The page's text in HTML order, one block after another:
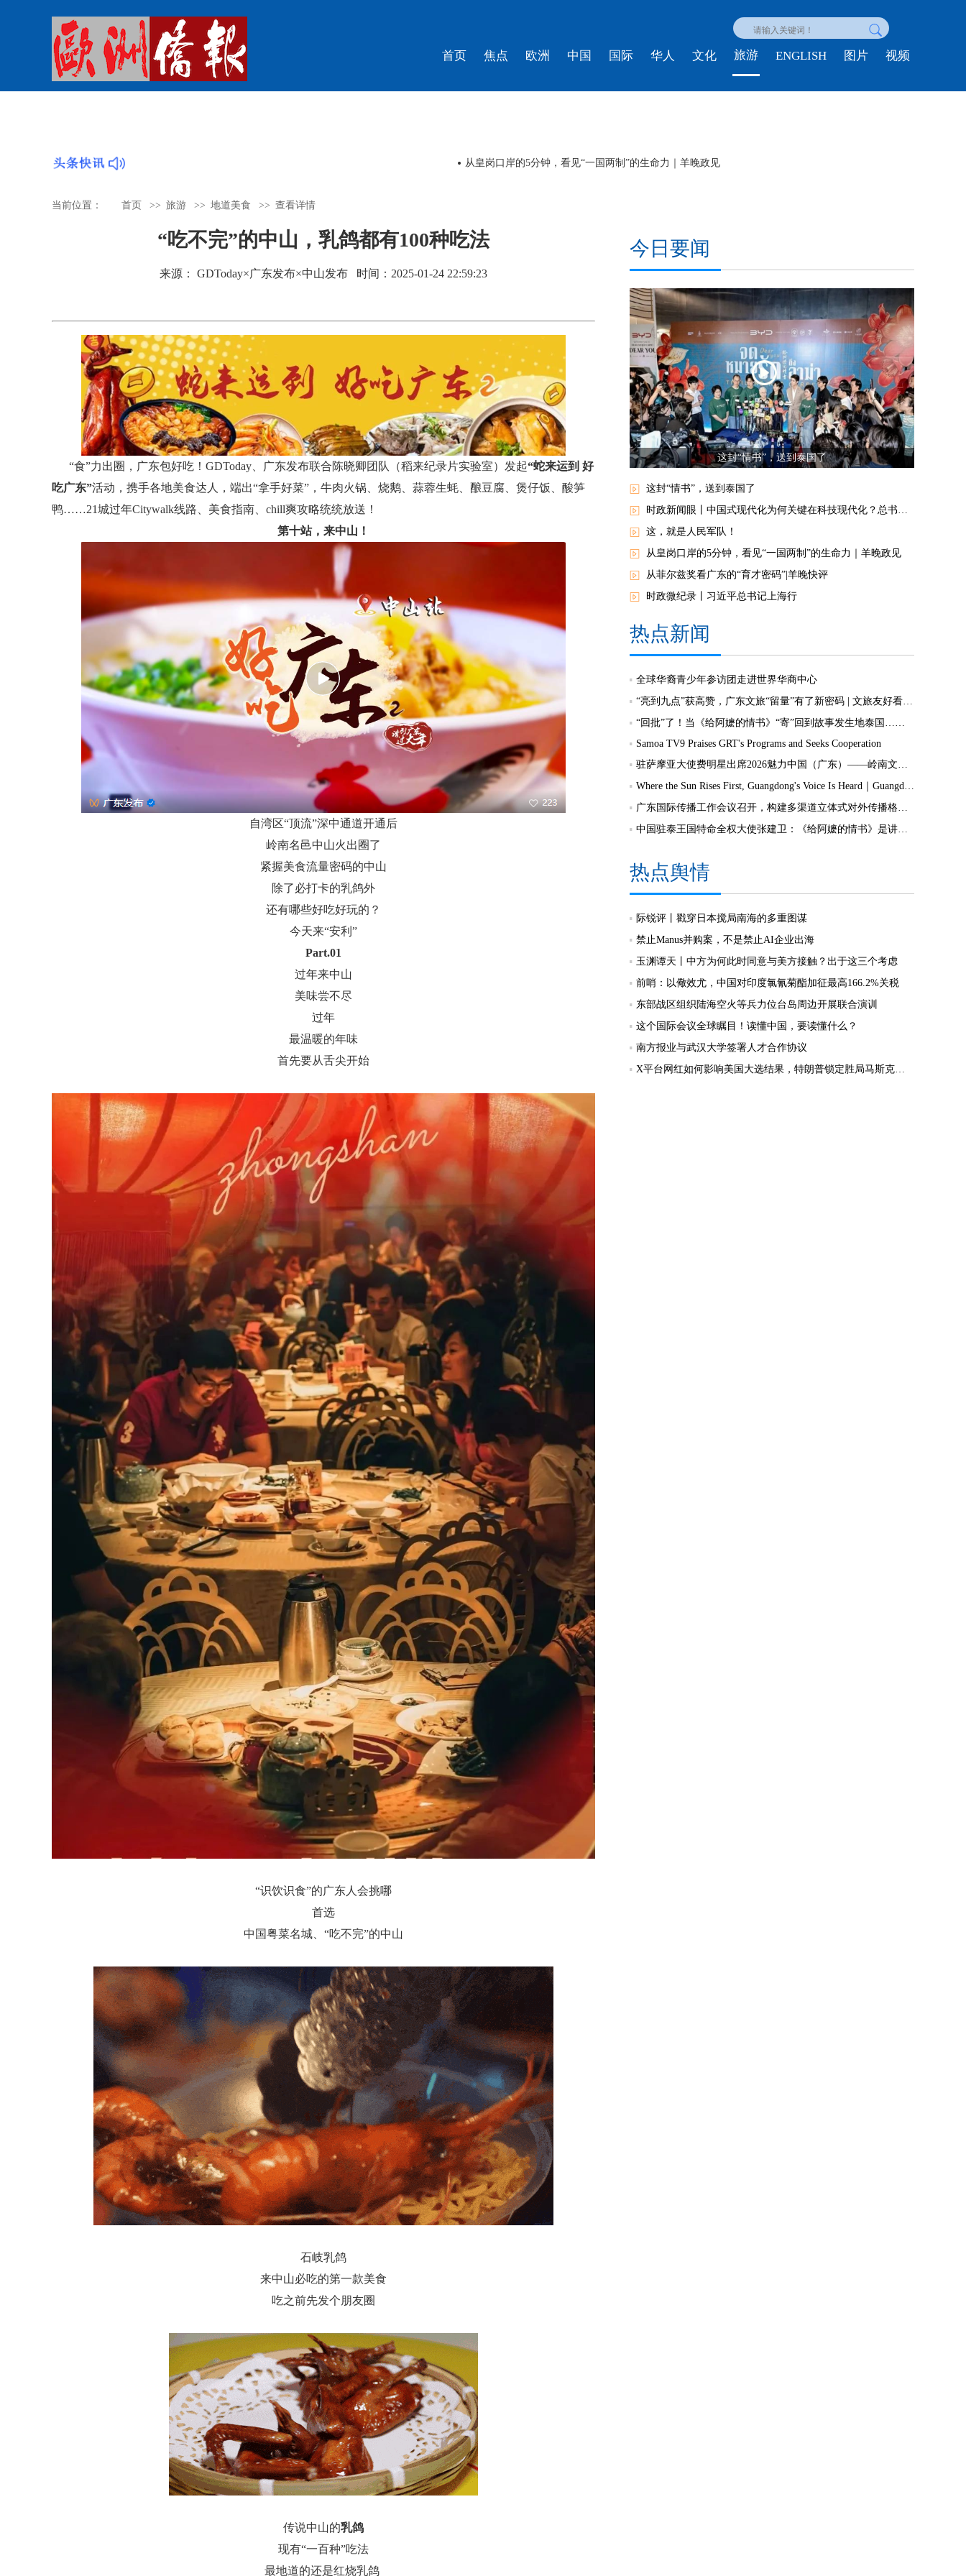
首页 焦点 欧洲 中国 国际 华人 文化 旅游 ENGLISH 图片 视频
时政微纪录丨习近平总书记上海行
当前位置： 首页 >> 旅游 >> 地道美食 >> 查看详情
“吃不完”的中山，乳鸽都有100种吃法
来源： GDToday×广东发布×中山发布 时间：2025-01-24 22:59:23
“食”力出圈，广东包好吃！GDToday、广东发布联合陈晓卿团队（稻来纪录片实验室）发起“蛇来运到 好
吃广东”活动，携手各地美食达人，端出“拿手好菜”，牛肉火锅、烧鹅、蒜蓉生蚝、酿豆腐、煲仔饭、酸笋
鸭……21城过年Citywalk线路、美食指南、chill爽攻略统统放送！
第十站，来中山！
自湾区“顶流”深中通道开通后
岭南名邑中山火出圈了
紧握美食流量密码的中山
除了必打卡的乳鸽外
还有哪些好吃好玩的？
今天来“安利”
Part.01
过年来中山
美味尝不尽
过年
最温暖的年味
首先要从舌尖开始
“识饮识食”的广东人会挑哪
首选
中国粤菜名城、“吃不完”的中山
石岐乳鸽
来中山必吃的第一款美食
吃之前先发个朋友圈
传说中山的乳鸽
现有“一百种”吃法
最地道的还是红烧乳鸽
今日要闻
这封“情书”，送到泰国了
这封“情书”，送到泰国了
时政新闻眼丨中国式现代化为何关键在科技现代化？总书记作出战略指引
这，就是人民军队！
从皇岗口岸的5分钟，看见“一国两制”的生命力｜羊晚政见
从菲尔兹奖看广东的“育才密码”|羊晚快评
时政微纪录丨习近平总书记上海行
热点新闻
全球华裔青少年参访团走进世界华商中心
“亮到九点”获高赞，广东文旅“留量”有了新密码 | 文旅友好看广东②
“回批”了！当《给阿嬷的情书》“寄”回到故事发生地泰国……
Samoa TV9 Praises GRT's Programs and Seeks Cooperation
驻萨摩亚大使费明星出席2026魅力中国（广东）——岭南文化南太行萨摩亚站活动
Where the Sun Rises First, Guangdong's Voice Is Heard｜Guangdong media, Samoa MCIT sign deal to bring Canton Today to TV9
广东国际传播工作会议召开，构建多渠道立体式对外传播格局引热议
中国驻泰王国特命全权大使张建卫：《给阿嬷的情书》是讲好中国故事的好抓手
热点舆情
际锐评丨戳穿日本搅局南海的多重图谋
禁止Manus并购案，不是禁止AI企业出海
玉渊谭天丨中方为何此时同意与美方接触？出于这三个考虑
前哨：以儆效尤，中国对印度氯氰菊酯加征最高166.2%关税
东部战区组织陆海空火等兵力位台岛周边开展联合演训
这个国际会议全球瞩目！读懂中国，要读懂什么？
南方报业与武汉大学签署人才合作协议
X平台网红如何影响美国大选结果，特朗普锁定胜局马斯克功不可没